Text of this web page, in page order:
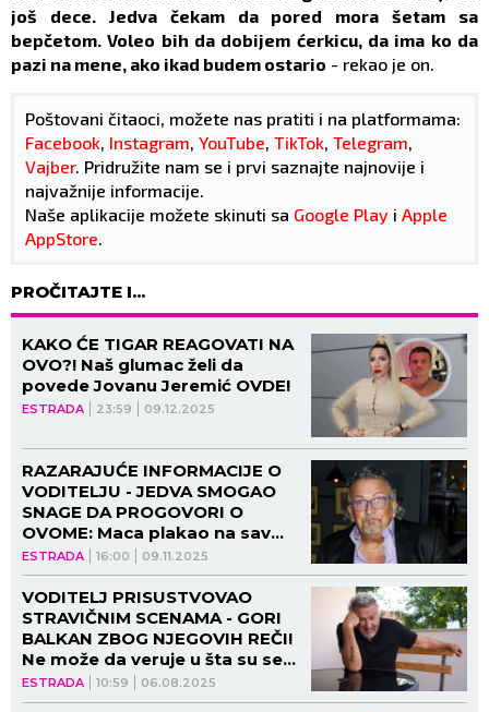
još dece. Jedva čekam da pored mora šetam sa
bepčetom. Voleo bih da dobijem ćerkicu, da ima ko da
pazi na mene, ako ikad budem ostario - rekao je on.
Poštovani čitaoci, možete nas pratiti i na platformama:
Facebook, Instagram, YouTube, TikTok, Telegram,
Vajber. Pridružite nam se i prvi saznajte najnovije i
najvažnije informacije.
Naše aplikacije možete skinuti sa Google Play i Apple
AppStore.
PROČITAJTE I...
ESTRADA 23:59 09.12.2025
KAKO ĆE TIGAR REAGOVATI NA
OVO?! Naš glumac želi da
povede Jovanu Jeremić OVDE!
ESTRADA 16:00 09.11.2025
RAZARAJUĆE INFORMACIJE O
VODITELJU - JEDVA SMOGAO
SNAGE DA PROGOVORI O
OVOME: Maca plakao na sav
glas u emisiji, tada rešio sve da
iznese u javnost!
ESTRADA 10:59 06.08.2025
VODITELJ PRISUSTVOVAO
STRAVIČNIM SCENAMA - GORI
BALKAN ZBOG NJEGOVIH REČI!
Ne može da veruje u šta su se
ove žene pretvorile!